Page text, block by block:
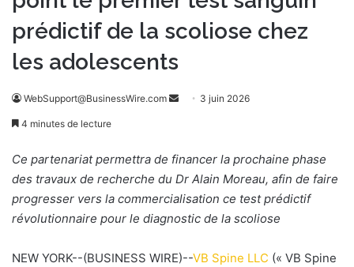
prédictif de la scoliose chez
les adolescents
WebSupport@BusinessWire.com
o
y
e
n
3 juin 2026
4 minutes de lecture
Ce partenariat permettra de financer la prochaine phase
des travaux de recherche du Dr Alain Moreau, afin de faire
progresser vers la commercialisation ce test prédictif
révolutionnaire pour le diagnostic de la scoliose
NEW YORK--(BUSINESS WIRE)--VB Spine LLC (« VB Spine